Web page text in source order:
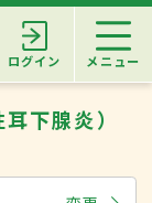
ログイン メニュー
下腺炎）